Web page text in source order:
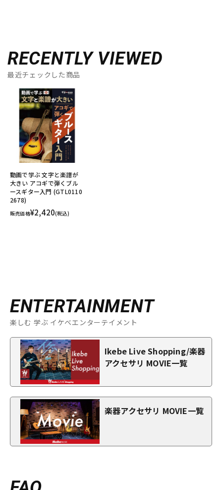
RECENTLY VIEWED
最近チェックした商品
動画で学ぶ 文字と楽譜が
大きい アコギで弾くブル
ースギター入門 (GTL0110
2678)
販売価格¥2,420(税込)
ENTERTAINMENT
楽しむ 学ぶ イケベエンターテイメント
Ikebe Live Shopping/楽器
アクセサリ MOVIE一覧
楽器アクセサリ MOVIE一覧